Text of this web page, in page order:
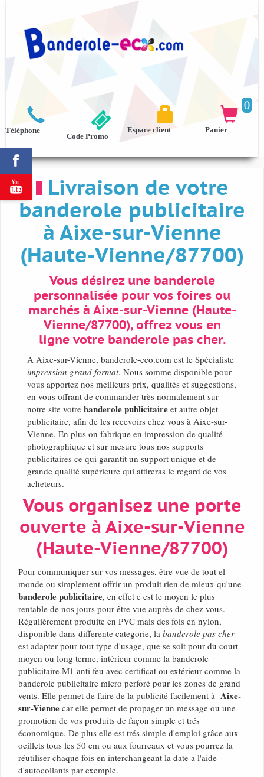



Téléphone
0

Panier

Espace client
Code Promo
Livraison de votre
banderole publicitaire
à Aixe-sur-Vienne
(Haute-Vienne/87700)
Vous désirez une banderole
personnalisée pour vos foires ou
marchés à Aixe-sur-Vienne (Haute-
Vienne/87700), offrez vous en
ligne votre banderole pas cher.
A Aixe-sur-Vienne, banderole-eco.com est le Spécialiste
impression grand format. Nous somme disponible pour
vous apportez nos meilleurs prix, qualités et suggestions,
en vous offrant de commander très normalement sur
notre site votre banderole publicitaire et autre objet
publicitaire, afin de les recevoirs chez vous à Aixe-sur-
Vienne. En plus on fabrique en impression de qualité
photographique et sur mesure tous nos supports
publicitaires ce qui garantit un support unique et de
grande qualité supérieure qui attireras le regard de vos
acheteurs.
Vous organisez une porte
ouverte à Aixe-sur-Vienne
(Haute-Vienne/87700)
Pour communiquer sur vos messages, être vue de tout el
monde ou simplement offrir un produit rien de mieux qu'une
banderole publicitaire, en effet c est le moyen le plus
rentable de nos jours pour être vue auprès de chez vous.
Régulièrement produite en PVC mais des fois en nylon,
disponible dans differente categorie, la banderole pas cher
est adapter pour tout type d'usage, que se soit pour du court
moyen ou long terme, intérieur comme la banderole
publicitaire M1 anti feu avec certificat ou extérieur comme la
banderole publicitaire micro perforé pour les zones de grand
vents. Elle permet de faire de la publicité facilement à Aixe-
sur-Vienne car elle permet de propager un message ou une
promotion de vos produits de façon simple et trés
économique. De plus elle est trés simple d'emploi grâce aux
oeillets tous les 50 cm ou aux fourreaux et vous pourrez la
réutiliser chaque fois en interchangeant la date a l'aide
d'autocollants par exemple.